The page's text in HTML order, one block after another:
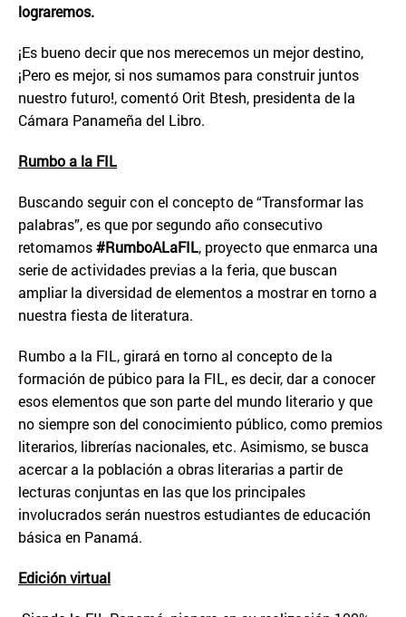
lograremos.
¡Es bueno decir que nos merecemos un mejor destino,
¡Pero es mejor, si nos sumamos para construir juntos
nuestro futuro!, comentó Orit Btesh, presidenta de la
Cámara Panameña del Libro.
Rumbo a la FIL
Buscando seguir con el concepto de “Transformar las
palabras”, es que por segundo año consecutivo
retomamos#RumboALaFIL, proyecto que enmarca una
serie de actividades previas a la feria, que buscan
ampliar la diversidad de elementos a mostrar en torno a
nuestra fiesta de literatura.
Rumbo a la FIL, girará en torno al concepto de la
formación de púbico para la FIL, es decir, dar a conocer
esos elementos que son parte del mundo literario y que
no siempre son del conocimiento público, como premios
literarios, librerías nacionales, etc. Asimismo, se busca
acercar a la población a obras literarias a partir de
lecturas conjuntas en las que los principales
involucrados serán nuestros estudiantes de educación
básica en Panamá.
Edición virtual